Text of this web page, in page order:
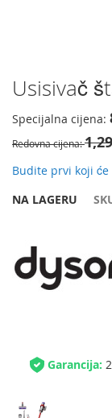
Preskočite
na
početak
galerije
slika
Usisivač
Specijalna cijena
Redovna cijena
Budite prvi koji
NA LAGERU
Garancija: